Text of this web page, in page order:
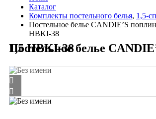
Каталог
Комплекты постельного белья, 1,5-
Постельное белье CANDIE’S
HBKI-38
Постельное белье CANDIE’S поплин 1,5 HBKI-38